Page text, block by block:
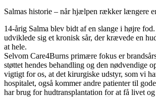
Salmas historie – når hjælpen rækker længere
14-årig Salma blev bidt af en slange i højre
udviklede sig et kronisk sår, der krævede en
at hele.
Selvom Care4Burns primære fokus er
støttet hendes behandling og den nødvendige
vigtigt for os, at det kirurgiske udstyr, som vi
hospitalet, også kommer andre patienter til
har brug for hudtransplantation for at få livet